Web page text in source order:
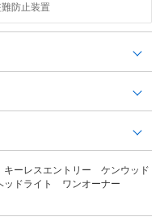
防止装置
ーレスエントリー ケンウッド
ドライト ワンオーナー